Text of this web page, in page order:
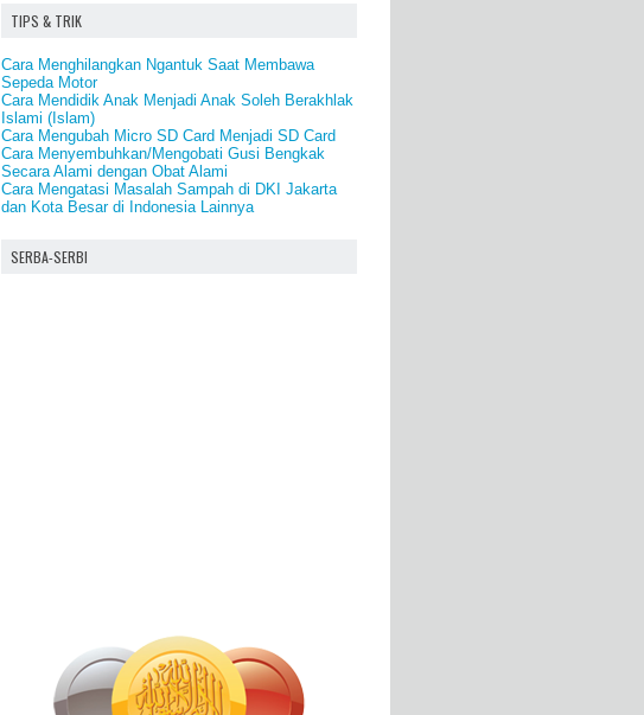
TIPS & TRIK
Cara Menghilangkan Ngantuk Saat Membawa
Sepeda Motor
Cara Mendidik Anak Menjadi Anak Soleh Berakhlak
Islami (Islam)
Cara Mengubah Micro SD Card Menjadi SD Card
Cara Menyembuhkan/Mengobati Gusi Bengkak
Secara Alami dengan Obat Alami
Cara Mengatasi Masalah Sampah di DKI Jakarta
dan Kota Besar di Indonesia Lainnya
SERBA-SERBI